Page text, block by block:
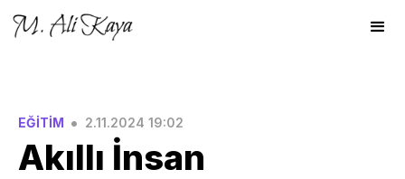
EĞİTİM • 2.11.2024 19:02
Akıllı İnsan